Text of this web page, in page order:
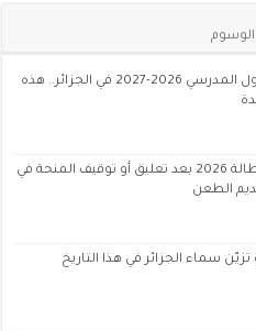
الوسوم
تعديل رزنامة الدخول المدرسي 2026-2027 في الجزائر.. هذه
استرجاع منحة البطالة 2026 بعد تعليق أو توقيف المنحة في
الطعن
تزيّن سماء الجزائر في هذا التاريخ